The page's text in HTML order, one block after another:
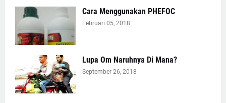
Cara Menggunakan PHEFOC
Februari 05, 2018
Lupa Om Naruhnya Di Mana?
September 26, 2018